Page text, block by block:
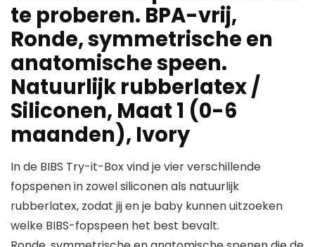
te proberen. BPA-vrij,
Ronde, symmetrische en
anatomische speen.
Natuurlijk rubberlatex /
Siliconen, Maat 1 (0-6
maanden), Ivory
In de BIBS Try-it-Box vind je vier verschillende
fopspenen in zowel siliconen als natuurlijk
rubberlatex, zodat jij en je baby kunnen uitzoeken
welke BIBS-fopspeen het best bevalt.